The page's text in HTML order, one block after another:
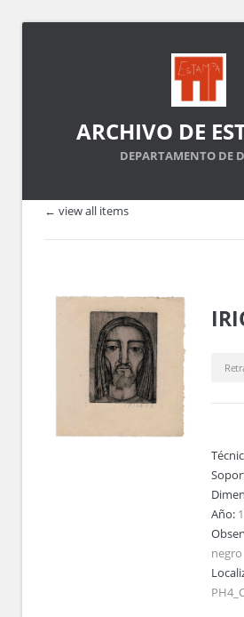
ARCHIVO DE
DEPARTAMENTO DE
← view all items
Año:
negro